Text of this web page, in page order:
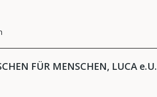
FÜR MENSCHEN, LUCA e.U.